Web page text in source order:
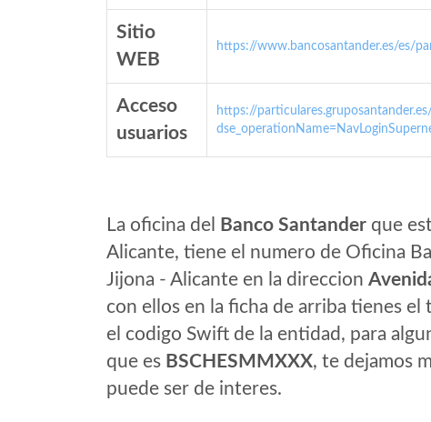
Sitio
WEB
https://www.bancosantander.es/es/
Acceso
usuarios
https://
La oficina del Banco Santander que
Alicante, tiene el numero de Oficina
Jijona - Alicante en la direccion
con ellos en la ficha de arriba tienes
el codigo Swift de la entidad, para
que es BSCHESMMXXX, te dejamos
puede ser de interes.